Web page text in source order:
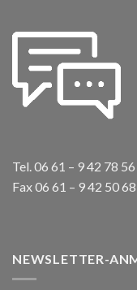
Tel. 06 61 – 9 42 78 56
Fax 06 61 – 9 42 50
NEWSLETTER-